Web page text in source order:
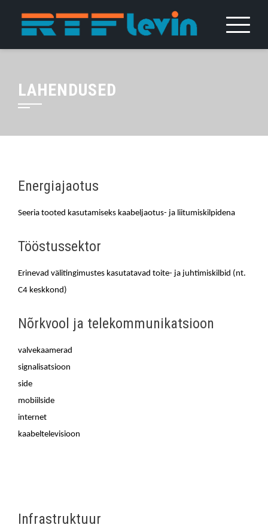
LAHENDUSED
Energiajaotus
Seeria tooted kasutamiseks kaabeljaotus- ja liitumiskilpidena
Tööstussektor
Erinevad välitingimustes kasutatavad toite- ja juhtimiskilbid (nt.
C4 keskkond)
Nõrkvool ja telekommunikatsioon
valvekaamerad
signalisatsioon
side
mobiilside
internet
kaabeltelevisioon
Infrastruktuur